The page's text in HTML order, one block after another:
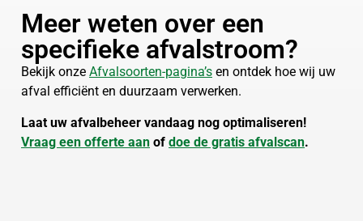
Meer weten over een
specifieke afvalstroom?
Bekijk onze Afvalsoorten-pagina’s en ontdek hoe wij uw
afval efficiënt en duurzaam verwerken.
Laat uw afvalbeheer vandaag nog optimaliseren!
Vraag een offerte aan of doe de gratis afvalscan.